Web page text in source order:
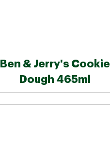
Ben & Jerry's Cookie
Dough 465ml